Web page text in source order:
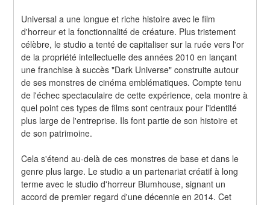
Universal a une longue et riche histoire avec le film
d'horreur et la fonctionnalité de créature. Plus tristement
célèbre, le studio a tenté de capitaliser sur la ruée vers l'or
de la propriété intellectuelle des années 2010 en lançant
une franchise à succès "Dark Universe" construite autour
de ses monstres de cinéma emblématiques. Compte tenu
de l'échec spectaculaire de cette expérience, cela montre à
quel point ces types de films sont centraux pour l'identité
plus large de l'entreprise. Ils font partie de son histoire et
de son patrimoine.
Cela s'étend au-delà de ces monstres de base et dans le
genre plus large. Le studio a un partenariat créatif à long
terme avec le studio d'horreur Blumhouse, signant un
accord de premier regard d'une décennie en 2014. Cet